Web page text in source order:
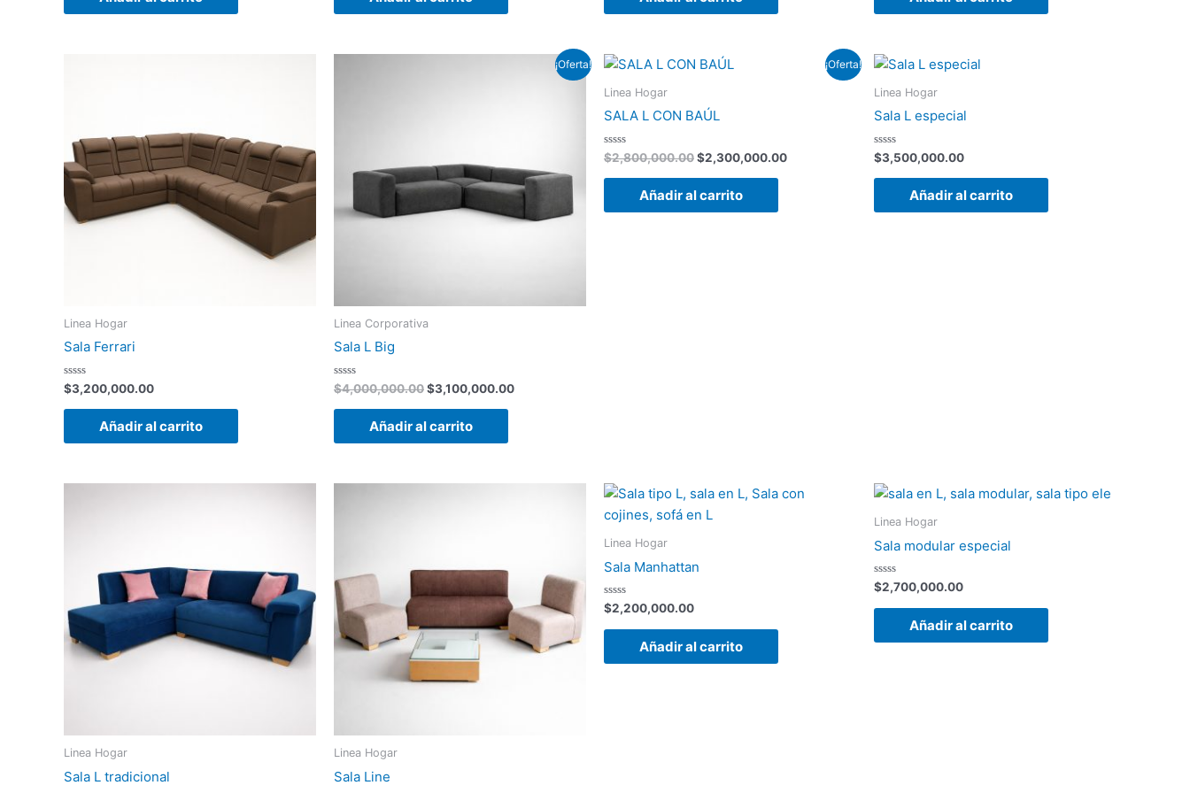
Linea Hogar
Sala Ferrari
Valorado
con
0
$3,200,000.00
Añadir al carrito
¡Oferta!
Linea Corporativa
Sala L Big
Valorado
con
0
$4,000,000.00$3,100,000.00
Añadir al carrito
¡Oferta!
Linea Hogar
SALA L CON BAÚL
Valorado
con
0
$2,800,000.00
El
era:
$2,800,000.00.
$2,300,000.00
$2,300,000.00.
Añadir al carrito
Linea Hogar
Sala L especial
Valorado
con
0
$3,500,000.00
Añadir al carrito
Linea Hogar
Sala L tradicional
Linea Hogar
Sala Line
Linea Hogar
Sala Manhattan
Valorado
con
0
$2,200,000.00
Añadir al carrito
Linea Hogar
Sala modular especial
Valorado
con
0
$2,700,000.00
Añadir al carrito